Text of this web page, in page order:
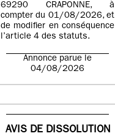
69290 CRAPONNE, à
compter du 01/08/2026, et
de modifier en conséquence
l’article 4 des statuts.
Annonce parue le
04/08/2026
AVIS DE DISSOLUTION